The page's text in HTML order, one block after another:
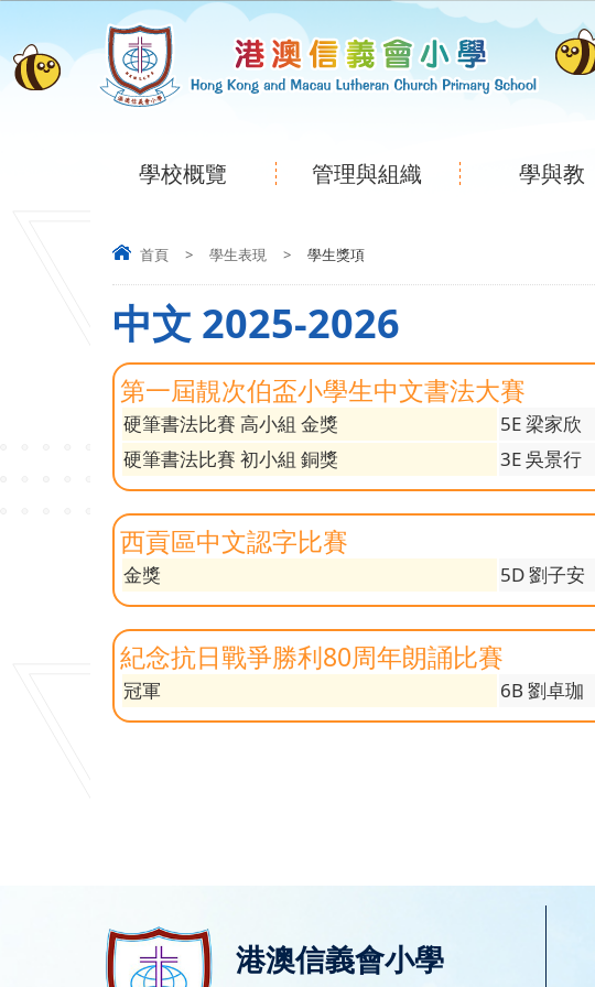
學校概覽 管理與組織 學與教
首頁 > 學生表現 > 學生獎項
中文 2025-2026
第一屆靚次伯盃小學生中文書法大賽
硬筆書法比賽 高小組 金獎
5E 梁家欣
硬筆書法比賽 初小組 銅獎
3E 吳景行
西貢區中文認字比賽
金獎 5D 劉子安
紀念抗日戰爭勝利80周年朗誦比賽
冠軍 6B 劉卓珈
港澳信義會小學